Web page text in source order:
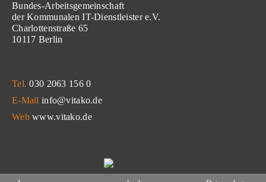
Bundes-Arbeitsgemeinschaft
der Kommunalen IT-Dienstleister e.V.
Charlottenstraße 65
10117 Berlin
Tel.030 2063 156 0
E-Mail info@vitako.de
Webwww.vitako.de